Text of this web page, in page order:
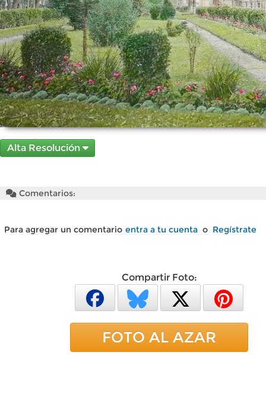
Alta Resolución
Comentarios:
Para agregar un comentario entra a tu cuenta o Regístrate
Compartir Foto:
FOTO AL AZAR